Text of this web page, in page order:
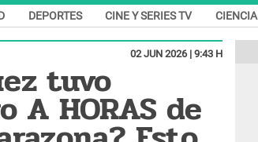
DEPORTES CINE Y SERIES TV CIENCIA
02 JUN 2026 | 9:43 H
tuvo
A HORAS de